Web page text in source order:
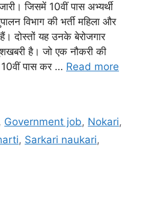
जिसमें 10वीं पास अभ्यर्थी
विभाग की भर्ती महिला और
दोस्तों यह उनके बेरोजगार
है। जो एक नौकरी की
पास कर … Read more
Government job, Nokari,
, Sarkari naukari,